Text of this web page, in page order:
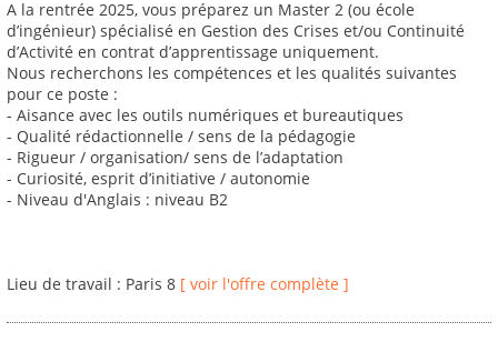
A la rentrée 2025, vous préparez un Master 2 (ou école
d’ingénieur) spécialisé en Gestion des Crises et/ou Continuité
d’Activité en contrat d’apprentissage uniquement.
Nous recherchons les compétences et les qualités suivantes
pour ce poste :
- Aisance avec les outils numériques et bureautiques
- Qualité rédactionnelle / sens de la pédagogie
- Rigueur / organisation/ sens de l’adaptation
- Curiosité, esprit d’initiative / autonomie
- Niveau d'Anglais : niveau B2
Lieu de travail : Paris 8 [ voir l'offre complète ]